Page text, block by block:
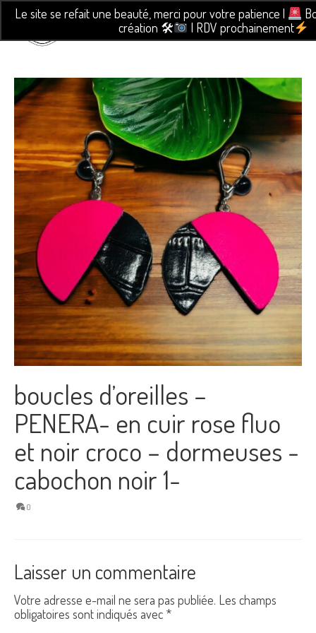
Le site se refait une beauté, merci pour votre patience |
création 🛠
| RDV prochainement
boucles d’oreilles –
PENERA- en cuir rose fluo
et noir croco – dormeuses -
cabochon noir 1-
0
Laisser un commentaire
Votre adresse e-mail ne sera pas publiée. Les champs
obligatoires sont indiqués avec *